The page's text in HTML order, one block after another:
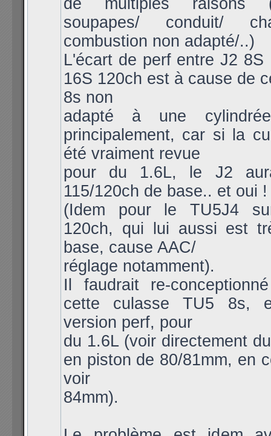
de multiples raisons
soupapes/ conduit/
combustion non adapté/..)
L'écart de perf entre J2 8S
16S 120ch est à cause de
8s non
adapté à une
principalement, car si la
été vraiment revue
pour du 1.6L, le J2
115/120ch de base.. et oui !
(Idem pour le TU5J4
120ch, qui lui aussi est
base, cause AAC/
réglage notamment).
Il faudrait re-
cette culasse TU5 8s,
version perf, pour
du 1.6L (voir directement
en piston de 80/81mm, en
voir
84mm).